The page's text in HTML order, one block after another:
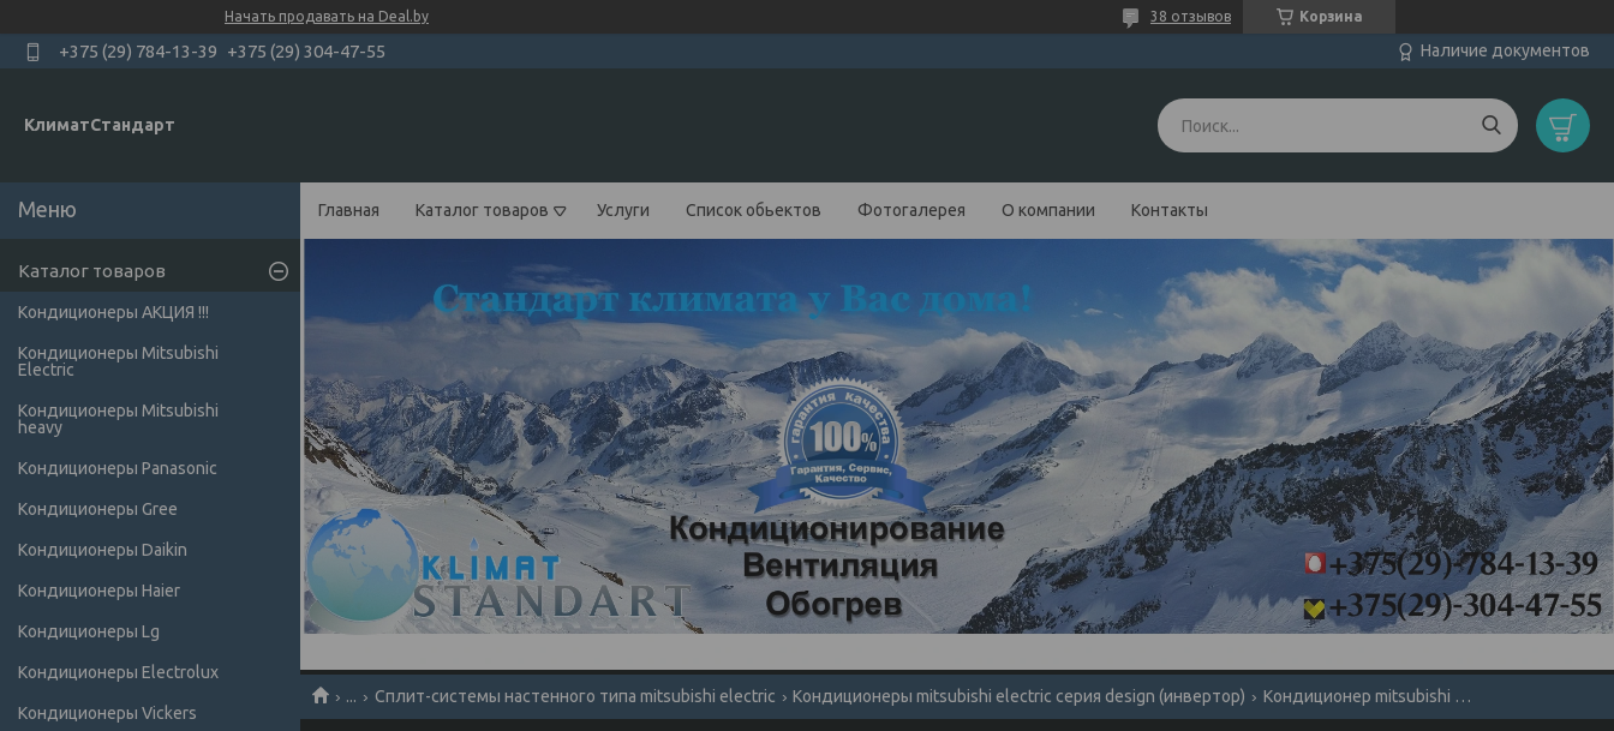
Начать продавать на Deal.by Корзина
38 отзывов
+375 (29) 784-13-39 +375 (29) 304-47-55 Наличие документов
КлиматСтандарт
Главная Каталог товаров Услуги Список обьектов Фотогалерея О компании Контакты
... Сплит-системы настенного типа mitsubishi electric Кондиционеры mitsubishi electric серия design (инвертор) Кондиционер mitsubishi electric msz-ef35ves/muz-ef35ve
Каталог товаров
Кондиционеры АКЦИЯ !!!
Кондиционеры Mitsubishi
Electric
Кондиционеры Мitsubishi
heavy
Кондиционеры Panasonic
Кондиционеры Gree
Кондиционеры Daikin
Кондиционеры Haier
Кондиционеры Lg
Кондиционеры Electrolux
Кондиционеры Vickers